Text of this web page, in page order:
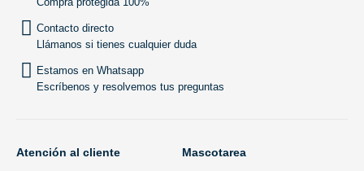
Contacto directo
Llámanos si tienes cualquier duda
Estamos en Whatsapp
Escríbenos y resolvemos tus preguntas
Atención al cliente Mascotarea